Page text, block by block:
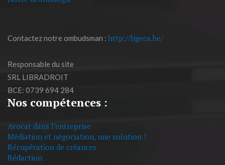
Contactez notre ombudsman : http://ligeca.be/
Responsable du site
SRL LIBRADROIT
BCE: 0739 694 284
Nos compétences :
Avocat dans l’entreprise
Médiation et négociation, une solution !
Récupération de créances
Rédaction